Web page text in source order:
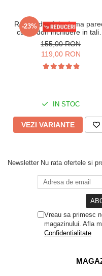
-23%
Rochie de plaja dama
cu cordon inchidere in talie,
lunga 0089 negru
155,00 RON
119,00 RON
IN STOC
VEZI VARIANTE
Newsletter Nu rata ofertele si
Vreau sa primesc
magazinului. Afla
Confidentialitate